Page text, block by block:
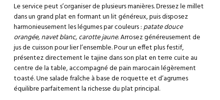
Le service peut s’organiser de plusieurs manières. Dressez le millet
dans un grand plat en formant un lit généreux, puis disposez
harmonieusement les légumes par couleurs :patate douce
orangée, navet blanc, carotte jaune. Arrosez généreusement de
jus de cuisson pour lier l’ensemble. Pour un effet plus festif,
présentez directement le tajine dans son plat en terre cuite au
centre de la table, accompagné de pain marocain légèrement
toasté. Une salade fraîche à base de roquette et d’agrumes
équilibre parfaitement la richesse du plat principal.